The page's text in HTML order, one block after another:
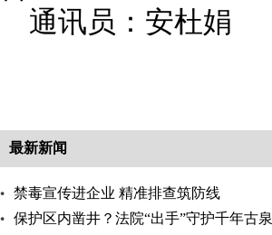
通讯员：安杜娟
最新新闻
禁毒宣传进企业 精准排查筑防线
保护区内凿井？法院“出手”守护千年古泉